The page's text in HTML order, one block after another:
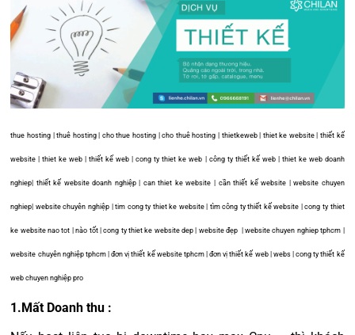
thue hosting | thuê hosting | cho thue hosting | cho thuê hosting | thietkeweb | thiet ke website | thiết kế
website | thiet ke web | thiết kế web | cong ty thiet ke web | công ty thiết kế web | thiet ke web doanh
nghiep| thiết kế website doanh nghiệp | can thiet ke website | cần thiết kế website | website chuyen
nghiep| website chuyên nghiệp | tim cong ty thiet ke website | tìm công ty thiết kế website | cong ty thiet
ke website nao tot | nào tốt | cong ty thiet ke website dep | website đẹp | website chuyen nghiep tphcm |
website chuyên nghiệp tphcm | đơn vị thiết kế website tphcm | đơn vị thiết kế web | webs | cong ty thiết kế
web chuyen nghiệp pro
1.Mất Doanh thu :